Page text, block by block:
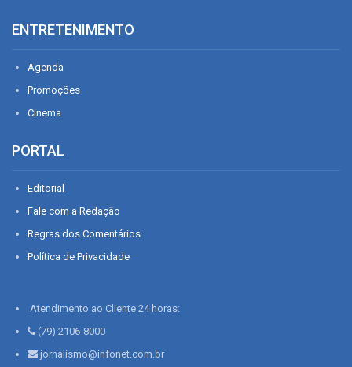
ENTRETENIMENTO
Agenda
Promoções
Cinema
PORTAL
Editorial
Fale com a Redação
Regras dos Comentários
Política de Privacidade
Atendimento ao Cliente 24 horas:
(79) 2106-8000
jornalismo@infonet.com.br